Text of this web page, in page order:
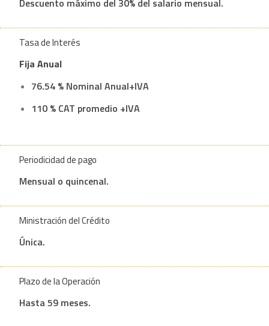
Descuento máximo del 30% del salario mensual.
Tasa de Interés
Fija Anual
76.54 % Nominal Anual+IVA
110 % CAT promedio +IVA
Periodicidad de pago
Mensual o quincenal.
Ministración del Crédito
Única.
Plazo de la Operación
Hasta 59 meses.